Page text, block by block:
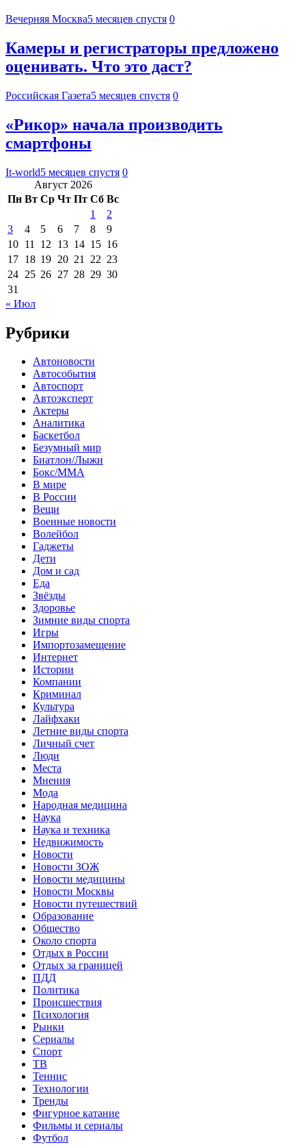
Вечерняя Москва5 месяцев спустя 0
Камеры и регистраторы предложено
оценивать. Что это даст?
Российская Газета5 месяцев спустя 0
«Рикор» начала производить
смартфоны
It-world5 месяцев спустя 0
Август 2026
Пн Вт Ср Чт Пт Сб Вс
1
2
3
4 5 6 7 8
9
10 11 12 13 14 15 16
17 18 19 20 21 22 23
24 25 26 27 28 29 30
31
« Июл
Рубрики
Автоновости
Автособытия
Автоспорт
Автоэксперт
Актеры
Аналитика
Баскетбол
Безумный мир
Биатлон/Лыжи
Бокс/MMA
В мире
В России
Вещи
Военные новости
Волейбол
Гаджеты
Дети
Дом и сад
Еда
Звёзды
Здоровье
Зимние виды спорта
Игры
Импортозамещение
Интернет
Истории
Компании
Криминал
Культура
Лайфхаки
Летние виды спорта
Личный счет
Люди
Места
Мнения
Мода
Народная медицина
Наука
Наука и техника
Недвижимость
Новости
Новости ЗОЖ
Новости медицины
Новости Москвы
Новости путешествий
Образование
Общество
Около спорта
Отдых в России
Отдых за границей
ПДД
Политика
Происшествия
Психология
Рынки
Сериалы
Спорт
ТВ
Теннис
Технологии
Тренды
Фигурное катание
Фильмы и сериалы
Футбол